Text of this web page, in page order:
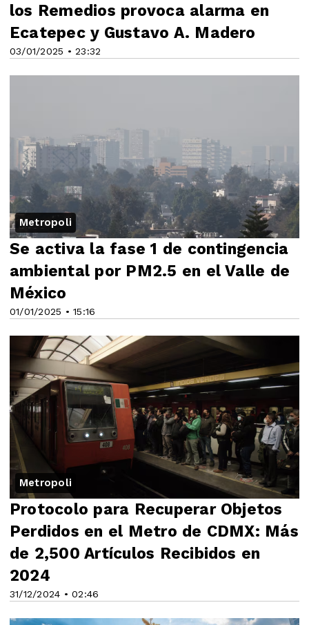
03/01/2025 • 23:32
los Remedios provoca alarma en
Ecatepec y Gustavo A. Madero
Metropoli
01/01/2025 • 15:16
Se activa la fase 1 de contingencia
ambiental por PM2.5 en el Valle de
México
Metropoli
31/12/2024 • 02:46
Protocolo para Recuperar Objetos
Perdidos en el Metro de CDMX: Más
de 2,500 Artículos Recibidos en
2024